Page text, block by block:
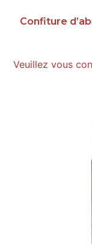
Confiture
Veuillez vous